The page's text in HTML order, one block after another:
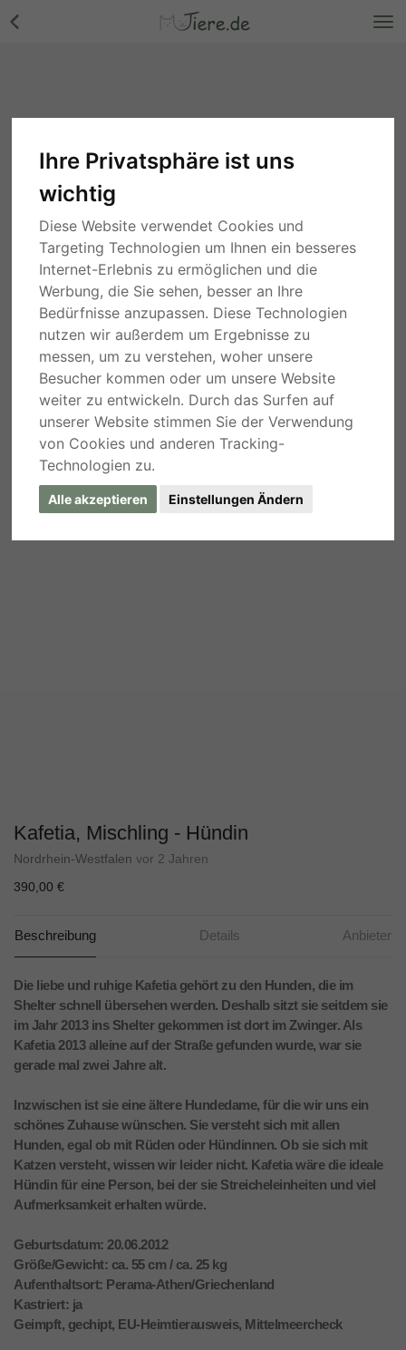
Ihre Privatsphäre ist uns
wichtig
Diese Website verwendet Cookies und
Targeting Technologien um Ihnen ein besseres
Internet-Erlebnis zu ermöglichen und die
Werbung, die Sie sehen, besser an Ihre
Bedürfnisse anzupassen. Diese Technologien
nutzen wir außerdem um Ergebnisse zu
messen, um zu verstehen, woher unsere
Besucher kommen oder um unsere Website
weiter zu entwickeln. Durch das Surfen auf
unserer Website stimmen Sie der Verwendung
von Cookies und anderen Tracking-
Technologien zu.
Alle akzeptieren Einstellungen Ändern
Kafetia, Mischling - Hündin
Nordrhein-Westfalen vor 2 Jahren
390,00 €
Beschreibung Details Anbieter
Die liebe und ruhige Kafetia gehört zu den Hunden, die im
Shelter schnell übersehen werden. Deshalb sitzt sie seitdem sie
im Jahr 2013 ins Shelter gekommen ist dort im Zwinger. Als
Kafetia 2013 alleine auf der Straße gefunden wurde, war sie
gerade mal zwei Jahre alt.
Inzwischen ist sie eine ältere Hundedame, für die wir uns ein
schönes Zuhause wünschen. Sie versteht sich mit allen
Hunden, egal ob mit Rüden oder Hündinnen. Ob sie sich mit
Katzen versteht, wissen wir leider nicht. Kafetia wäre die ideale
Hündin für eine Person, bei der sie Streicheleinheiten und viel
Aufmerksamkeit erhalten würde.
Geburtsdatum: 20.06.2012
Größe/Gewicht: ca. 55 cm / ca. 25 kg
Aufenthaltsort: Perama-Athen/Griechenland
Kastriert: ja
Geimpft, gechipt, EU-Heimtierausweis, Mittelmeercheck